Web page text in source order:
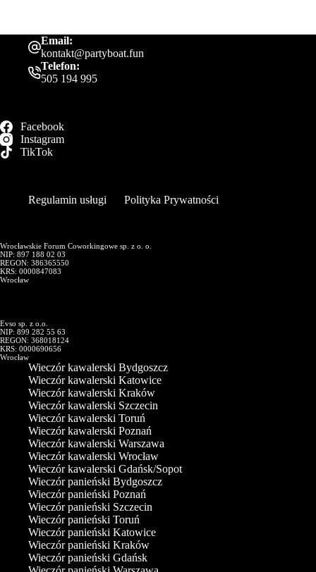
Email:
kontakt@partyboat.fun
Telefon:
505 194 995
Facebook
Instagram
TikTok
Regulamin usługi Polityka Prywatności
Wrocławskie Forum Coworkingowe sp. z o. o.
NIP: 897 188 02 03
REGON: 386365550
KRS: 0000847083
Wrocław
Evso sp. z o.o.
NIP: 899 282 55 63
REGON: 368018124
KRS: 0000690656
Wrocław
Wieczór kawalerski Bydgoszcz
Wieczór kawalerski Katowice
Wieczór kawalerski Kraków
Wieczór kawalerski Szczecin
Wieczór kawalerski Toruń
Wieczór kawalerski Poznań
Wieczór kawalerski Warszawa
Wieczór kawalerski Wrocław
Wieczór kawalerski Gdańsk/Sopot
Wieczór panieński Bydgoszcz
Wieczór panieński Poznań
Wieczór panieński Szczecin
Wieczór panieński Toruń
Wieczór panieński Katowice
Wieczór panieński Kraków
Wieczór panieński Gdańsk